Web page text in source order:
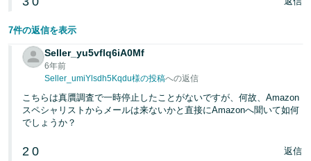
7件の返信を表示
Seller_yu5vflq6iA0Mf
6年前
Seller_umiYlsdh5Kqdu様の投稿への返信
こちらは真贋調査で一時停止したことがないですが、何故、Amazon
スペシャリストからメールは来ないかと直接にAmazonへ聞いて如何
でしょうか？
2 0 返信